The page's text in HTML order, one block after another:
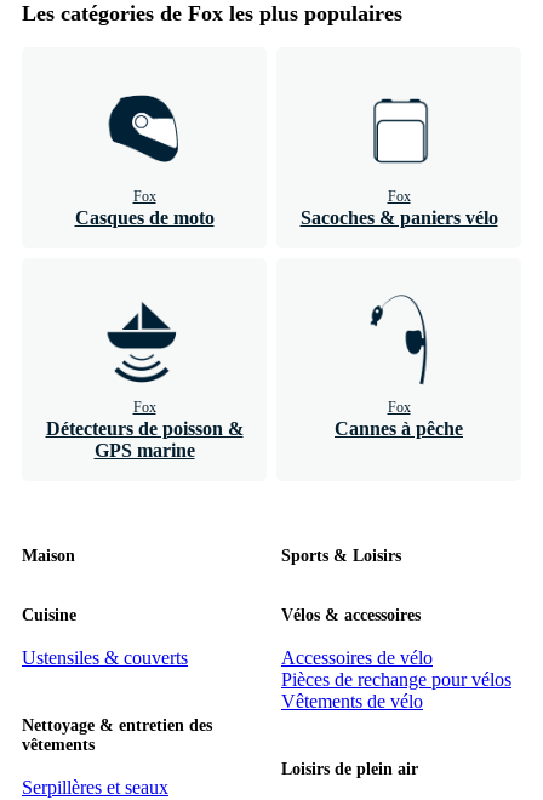
Les catégories de Fox les plus populaires
Fox
Casques de moto
Fox
Sacoches & paniers vélo
Fox
Détecteurs de poisson &
GPS marine
Fox
Cannes à pêche
Maison
Cuisine
Ustensiles & couverts
Nettoyage & entretien des
vêtements
Serpillères et seaux
Sports & Loisirs
Vélos & accessoires
Accessoires de vélo
Pièces de rechange pour vélos
Vêtements de vélo
Loisirs de plein air